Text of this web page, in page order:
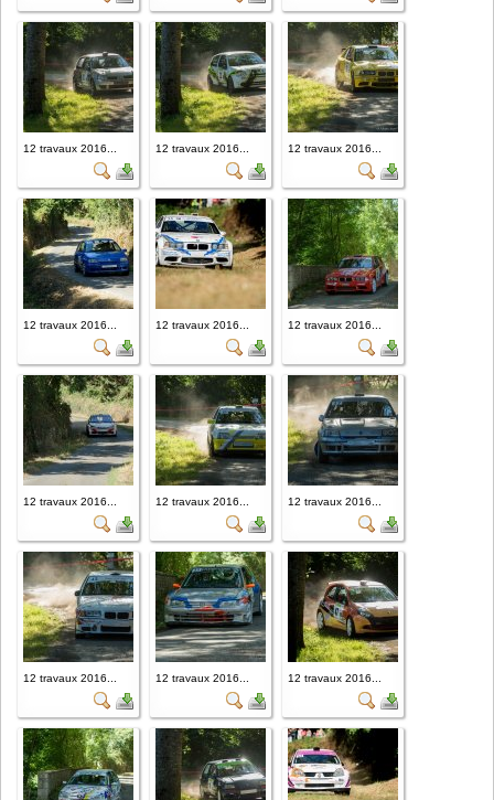
12 travaux 2016... 12 travaux 2016... 12 travaux 2016...
12 travaux 2016... 12 travaux 2016... 12 travaux 2016...
12 travaux 2016... 12 travaux 2016... 12 travaux 2016...
12 travaux 2016... 12 travaux 2016... 12 travaux 2016...